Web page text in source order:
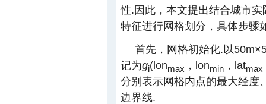
性.因此，本文提出结合城市
特征进行网格划分，具体步骤
首先，网格初始化.以
记为gi(lonmax ，lonmin ，latmax
分别表示网格内点的最大经度
边界线.